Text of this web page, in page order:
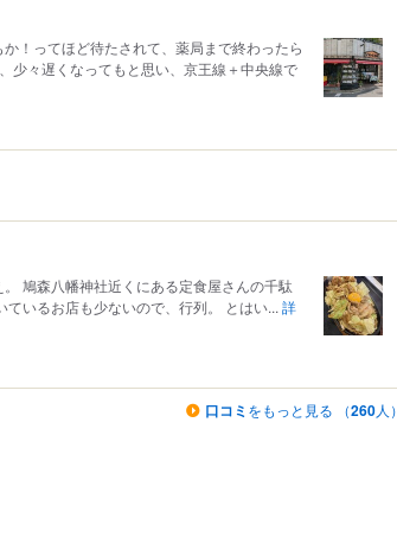
！ってほど待たされて、薬局まで終わったら
少々遅くなってもと思い、京王線＋中央線で
鳩森八幡神社近くにある定食屋さんの千駄
いるお店も少ないので、行列。 とはい... 詳
口コミ をもっと見る （260人）